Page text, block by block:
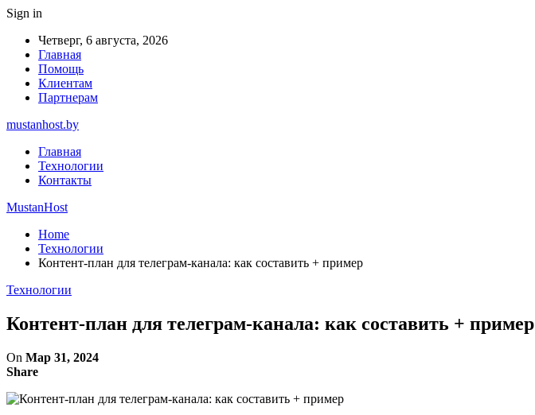
Sign in
Четверг, 6 августа, 2026
Главная
Помощь
Клиентам
Партнерам
mustanhost.by
Главная
Технологии
Контакты
MustanHost
Home
Технологии
Контент-план для телеграм-канала: как составить + пример
Технологии
Контент-план для телеграм-канала: как составить + пример
On Мар 31, 2024
Share